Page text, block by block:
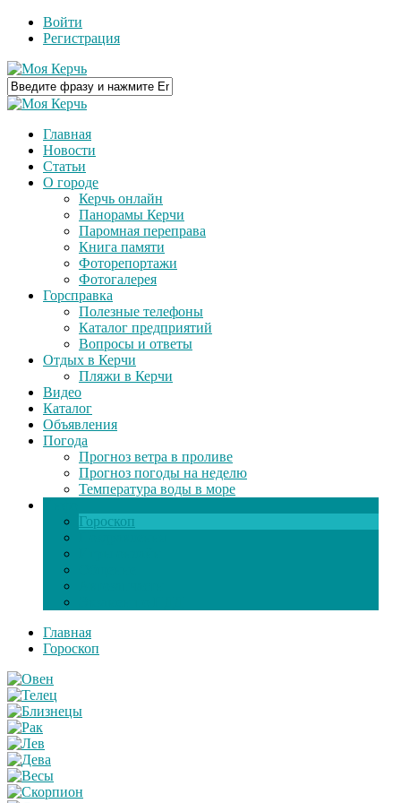
Войти
Регистрация
Главная
Новости
Статьи
О городе
Керчь онлайн
Панорамы Керчи
Паромная переправа
Книга памяти
Фоторепортажи
Фотогалерея
Горсправка
Полезные телефоны
Каталог предприятий
Вопросы и ответы
Отдых в Керчи
Пляжи в Керчи
Видео
Каталог
Объявления
Погода
Прогноз ветра в проливе
Прогноз погоды на неделю
Температура воды в море
Гороскоп
Главная
Гороскоп